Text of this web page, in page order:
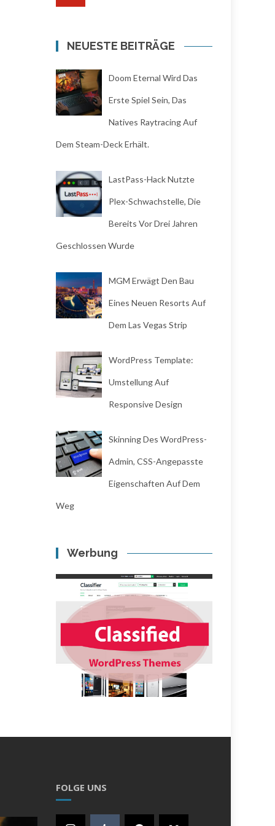
NEUESTE BEITRÄGE
Doom Eternal Wird Das
Erste Spiel Sein, Das
Natives Raytracing Auf
Dem Steam-Deck Erhält.
LastPass-Hack Nutzte
Plex-Schwachstelle, Die
Bereits Vor Drei Jahren
Geschlossen Wurde
MGM Erwägt Den Bau
Eines Neuen Resorts Auf
Dem Las Vegas Strip
WordPress Template:
Umstellung Auf
Responsive Design
Skinning Des WordPress-
Admin, CSS-Angepasste
Eigenschaften Auf Dem
Weg
Werbung
FOLGE UNS